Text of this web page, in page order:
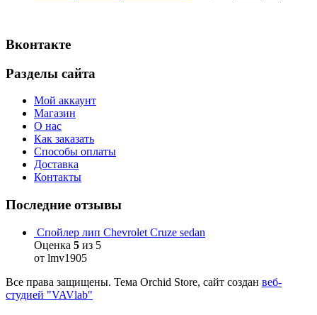
Вконтакте
Разделы сайта
Мой аккаунт
Магазин
О нас
Как заказать
Способы оплаты
Доставка
Контакты
Последние отзывы
Спойлер лип Chevrolet Cruze sedan
Оценка 5 из 5
от lmv1905
Все права защищены. Тема Orchid Store, сайт создан веб-
студией "VAVlab"